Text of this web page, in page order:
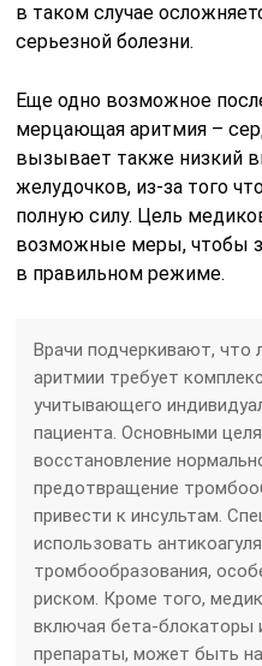
в таком случае
серьезной болезни.
Еще одно возможное
мерцающая аритмия –
вызывает также низкий
желудочков, из-за того
полную силу. Цель
возможные меры, чтобы
в правильном режиме.
Врачи подчеркивают, что
аритмии требует
учитывающего
пациента. Основными
восстановление
предотвращение
привести к инсультам.
использовать
тромбообразования,
риском. Кроме того,
включая бета-блокаторы
препараты, может быть